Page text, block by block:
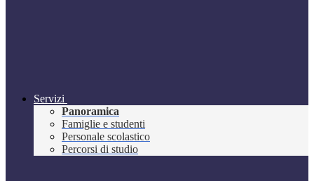
Servizi
Panoramica
Famiglie e studenti
Personale scolastico
Percorsi di studio